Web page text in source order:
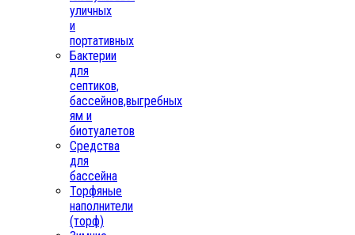
уличных
и
портативных
Бактерии
для
септиков,
бассейнов,выгребных
ям и
биотуалетов
Средства
для
бассейна
Торфяные
наполнители
(торф)